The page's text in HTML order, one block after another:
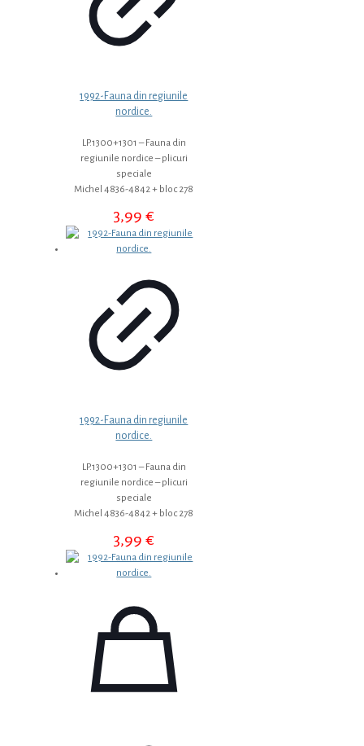
1992-Fauna din regiunile
nordice.
LP.1300+1301 – Fauna din
regiunile nordice – plicuri
speciale
Michel 4836-4842 + bloc 278
3,99€
1992-Fauna din regiunile
nordice.
LP.1300+1301 – Fauna din
regiunile nordice – plicuri
speciale
Michel 4836-4842 + bloc 278
3,99€